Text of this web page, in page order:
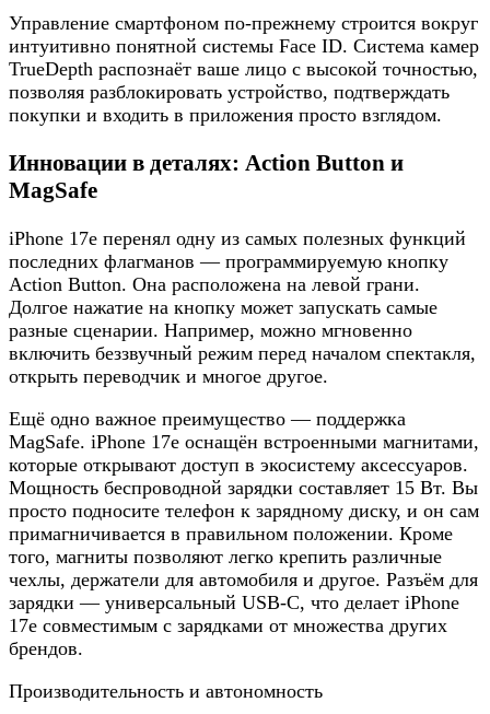
Управление смартфоном по-прежнему строится вокруг
интуитивно понятной системы Face ID. Система камер
TrueDepth распознаёт ваше лицо с высокой точностью,
позволяя разблокировать устройство, подтверждать
покупки и входить в приложения просто взглядом.
Инновации в деталях: Action Button и
MagSafe
iPhone 17e перенял одну из самых полезных функций
последних флагманов — программируемую кнопку
Action Button. Она расположена на левой грани.
Долгое нажатие на кнопку может запускать самые
разные сценарии. Например, можно мгновенно
включить беззвучный режим перед началом спектакля,
открыть переводчик и многое другое.
Ещё одно важное преимущество — поддержка
MagSafe. iPhone 17e оснащён встроенными магнитами,
которые открывают доступ в экосистему аксессуаров.
Мощность беспроводной зарядки составляет 15 Вт. Вы
просто подносите телефон к зарядному диску, и он сам
примагничивается в правильном положении. Кроме
того, магниты позволяют легко крепить различные
чехлы, держатели для автомобиля и другое. Разъём для
зарядки — универсальный USB-C, что делает iPhone
17e совместимым с зарядками от множества других
брендов.
Производительность и автономность